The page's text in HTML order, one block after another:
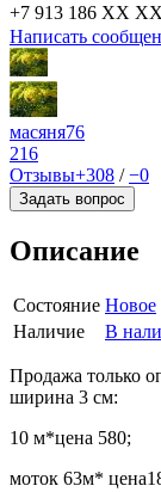
+7 913 186 XX XX
Написать
масяня76
216
Отзывы+308 /−0
Задать вопрос
Описание
Состояние Новое
Наличие
В
Продажа только
ширина 3 см:
10 м*цена 580;
моток 63м*